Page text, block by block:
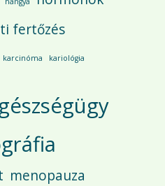
fertőzés
karcinóma kariológia
menopauza